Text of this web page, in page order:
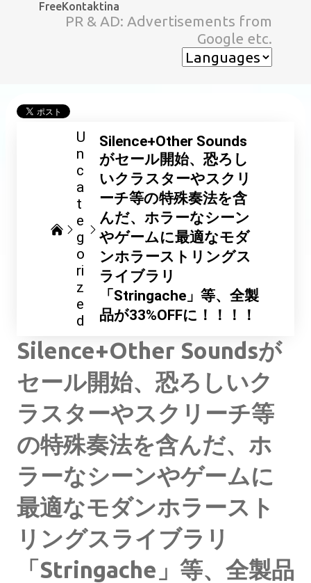
スキップしてメイン コンテンツに移動
FreeKontaktina
PR & AD: Advertisements from
Google etc.
U
n
c
a
t
e
g
o
ri
z
e
d
Silence+Other Sounds
がセール開始、恐ろし
いクラスターやスクリ
ーチ等の特殊奏法を含
んだ、ホラーなシーン
やゲームに最適なモダ
ンホラーストリングス
ライブラリ
「Stringache」等、全製
品が33%OFFに！！！！
Silence+Other Soundsが
セール開始、恐ろしいク
ラスターやスクリーチ等
の特殊奏法を含んだ、ホ
ラーなシーンやゲームに
最適なモダンホラースト
リングスライブラリ
「Stringache」等、全製品